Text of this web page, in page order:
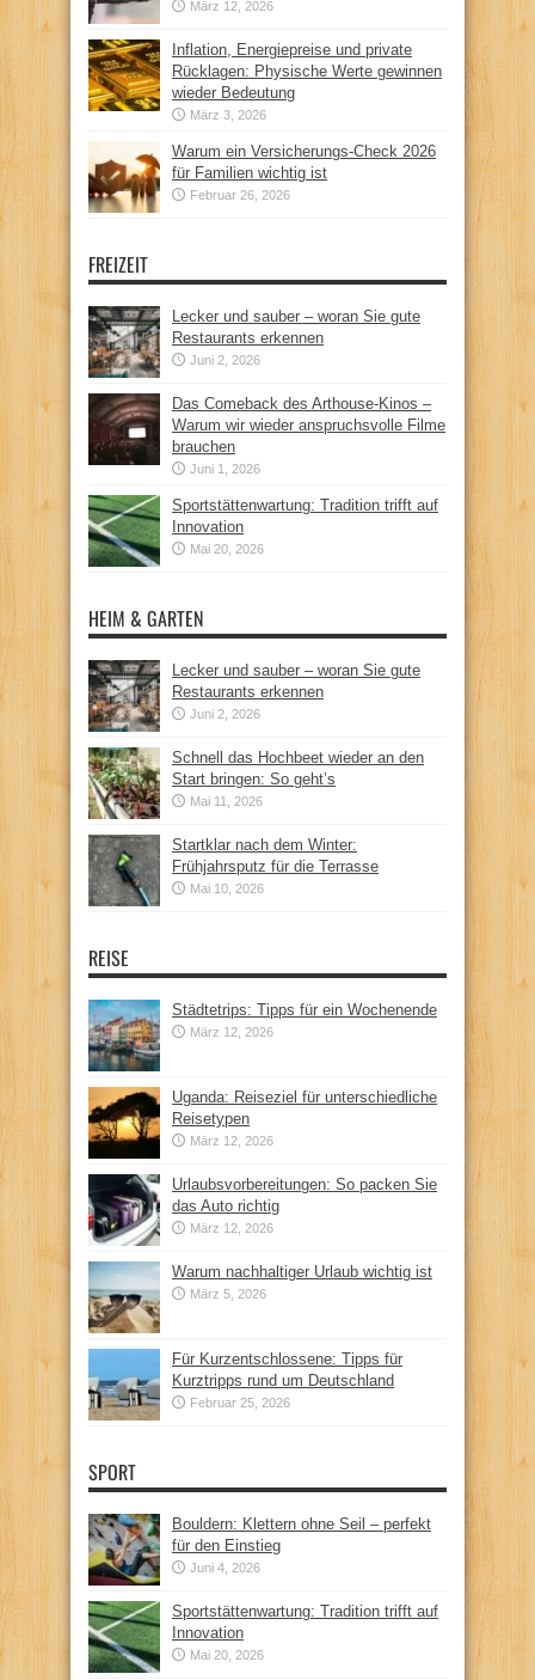
März 12, 2026
Inflation, Energiepreise und private
Rücklagen: Physische Werte gewinnen
wieder Bedeutung
März 3, 2026
Warum ein Versicherungs-Check 2026
für Familien wichtig ist
Februar 26, 2026
FREIZEIT
Lecker und sauber – woran Sie gute
Restaurants erkennen
Juni 2, 2026
Das Comeback des Arthouse-Kinos –
Warum wir wieder anspruchsvolle Filme
brauchen
Juni 1, 2026
Sportstättenwartung: Tradition trifft auf
Innovation
Mai 20, 2026
HEIM & GARTEN
Lecker und sauber – woran Sie gute
Restaurants erkennen
Juni 2, 2026
Schnell das Hochbeet wieder an den
Start bringen: So geht’s
Mai 11, 2026
Startklar nach dem Winter:
Frühjahrsputz für die Terrasse
Mai 10, 2026
REISE
Städtetrips: Tipps für ein Wochenende
März 12, 2026
Uganda: Reiseziel für unterschiedliche
Reisetypen
März 12, 2026
Urlaubsvorbereitungen: So packen Sie
das Auto richtig
März 12, 2026
Warum nachhaltiger Urlaub wichtig ist
März 5, 2026
Für Kurzentschlossene: Tipps für
Kurztripps rund um Deutschland
Februar 25, 2026
SPORT
Bouldern: Klettern ohne Seil – perfekt
für den Einstieg
Juni 4, 2026
Sportstättenwartung: Tradition trifft auf
Innovation
Mai 20, 2026